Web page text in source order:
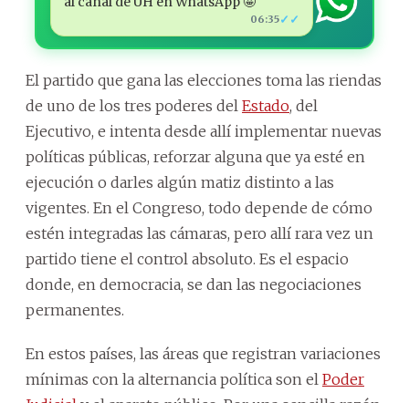
06:35✓✓
El partido que gana las elecciones toma las riendas
de uno de los tres poderes del Estado, del
Ejecutivo, e intenta desde allí implementar nuevas
políticas públicas, reforzar alguna que ya esté en
ejecución o darles algún matiz distinto a las
vigentes. En el Congreso, todo depende de cómo
estén integradas las cámaras, pero allí rara vez un
partido tiene el control absoluto. Es el espacio
donde, en democracia, se dan las negociaciones
permanentes.
En estos países, las áreas que registran variaciones
mínimas con la alternancia política son el Poder